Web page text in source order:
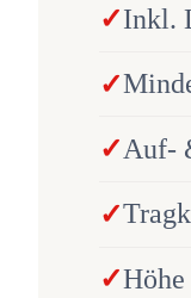
Inkl.
Auf-